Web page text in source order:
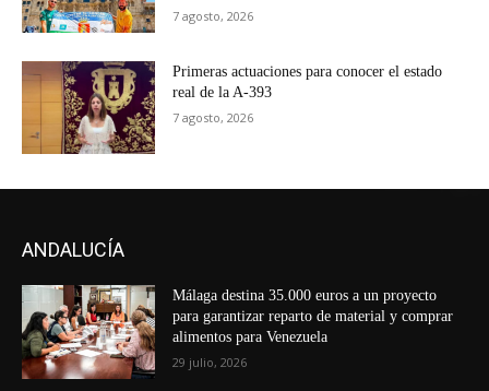
7 agosto, 2026
Primeras actuaciones para conocer el estado
real de la A-393
7 agosto, 2026
ANDALUCÍA
Málaga destina 35.000 euros a un proyecto
para garantizar reparto de material y comprar
alimentos para Venezuela
29 julio, 2026